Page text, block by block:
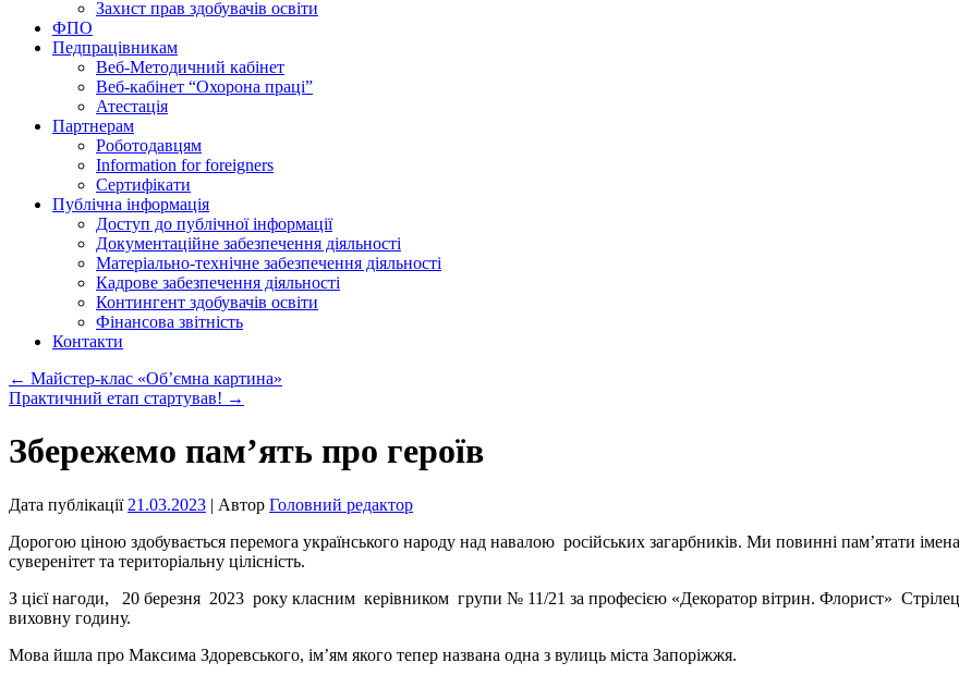
Захист прав здобувачів освіти
ФПО
Педпрацівникам
Веб-Методичний кабінет
Веб-кабінет “Охорона праці”
Атестація
Партнерам
Роботодавцям
Information for foreigners
Сертифікати
Публічна інформація
Доступ до публічної інформації
Документаційне забезпечення діяльності
Матеріально-технічне забезпечення діяльності
Кадрове забезпечення діяльності
Контингент здобувачів освіти
Фінансова звітність
Контакти
← Майстер-клас «Об’ємна картина»
Практичний етап стартував! →
Збережемо пам’ять про героїв
Дата публікації 21.03.2023 | Автор Головний редактор
Дорогою ціною здобувається перемога українського народу над навалою російських загарбників. Ми повинні пам’ятати імена
суверенітет та територіальну цілісність.
З цієї нагоди, 20 березня 2023 року класним керівником групи № 11/21 за професією «Декоратор вітрин. Флорист»
виховну годину.
Мова йшла про Максима Здоревського, ім’ям якого тепер названа одна з вулиць міста Запоріжжя.